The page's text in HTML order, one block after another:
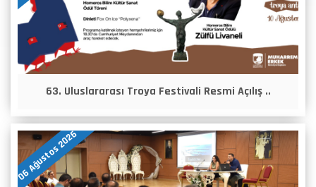
63. Uluslararası Troya Festivali Resmi Açılış ..
06 Ağustos 2026